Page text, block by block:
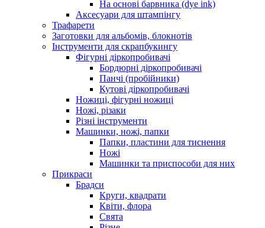
На основі барвника (dye ink)
Аксесуари для штампінгу
Трафарети
Заготовки для альбомів, блокнотів
Інструменти для скрапбукингу
Фігурні діркопробивачі
Бордюрні діркопробивачі
Панчі (пробійники)
Кутові діркопробивачі
Ножиці, фігурні ножиці
Ножі, різаки
Різні інструменти
Машинки, ножі, папки
Папки, пластини для тиснення
Ножі
Машинки та приспособи для них
Прикраси
Брадси
Круги, квадрати
Квіти, флора
Свята